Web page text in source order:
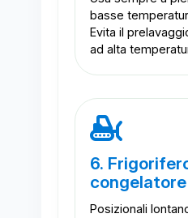
basse
Evita il
ad alta
6.
congelatore
Posizionali